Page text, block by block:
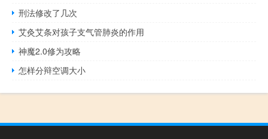
刑法修改了几次
艾灸艾条对孩子支气管肺炎的作用
神魔2.0修为攻略
怎样分辩空调大小